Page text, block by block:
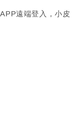
遠端登入，小皮